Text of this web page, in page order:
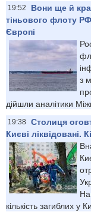
19:52
Вони ще й
тіньового флоту
Європі
з
дійшли аналітики
19:38 Столиця
Києві ліквідовані.
кількість загиблих